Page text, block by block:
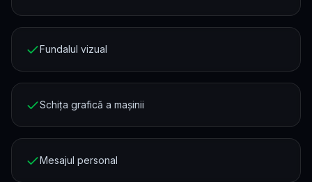
Fundalul vizual
Schița grafică a mașinii
Mesajul personal